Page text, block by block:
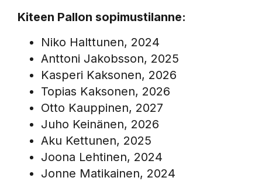
Kiteen Pallon sopimustilanne:
Niko Halttunen, 2024
Anttoni Jakobsson, 2025
Kasperi Kaksonen, 2026
Topias Kaksonen, 2026
Otto Kauppinen, 2027
Juho Keinänen, 2026
Aku Kettunen, 2025
Joona Lehtinen, 2024
Jonne Matikainen, 2024